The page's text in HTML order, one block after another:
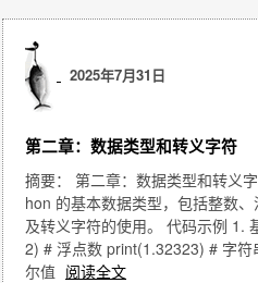
2025年7月31日
第二章：数据类型和转义字符
摘要： 第二章：数据类型和转义
hon 的基本数据类型，包括整数
及转义字符的使用。 代码示例 1.
2) # 浮点数 print(1.32323) # 字
尔值 阅读全文